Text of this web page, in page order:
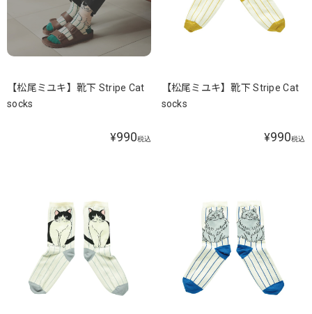
【松尾ミユキ】靴下 Stripe Cat
socks
¥990税込
【松尾ミユキ】靴下 Stripe Cat
socks
¥990税込